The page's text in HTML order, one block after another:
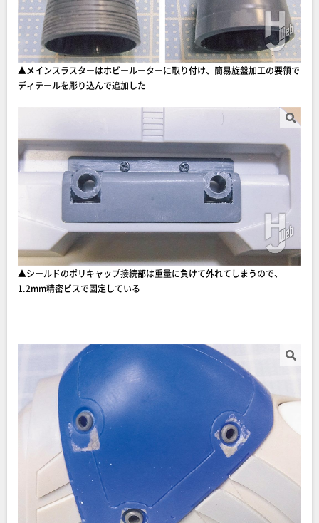
▲メインスラスターはホビールーターに取り付け、簡易旋盤加工の要領で
ディテールを彫り込んで追加した
▲シールドのポリキャップ接続部は重量に負けて外れてしまうので、
1.2mm精密ビスで固定している